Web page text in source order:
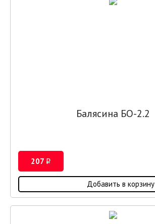
Балясина БО-2.2
207 i
Добавить в корзину